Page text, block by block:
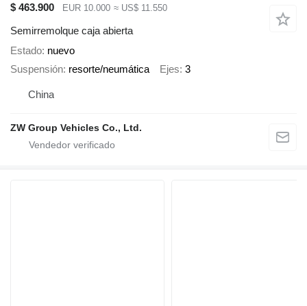
$ 463.900 EUR 10.000 ≈ US$ 11.550
Semirremolque caja abierta
Estado nuevo
Suspensión resorte/neumática Ejes 3
China
ZW Group Vehicles Co., Ltd.